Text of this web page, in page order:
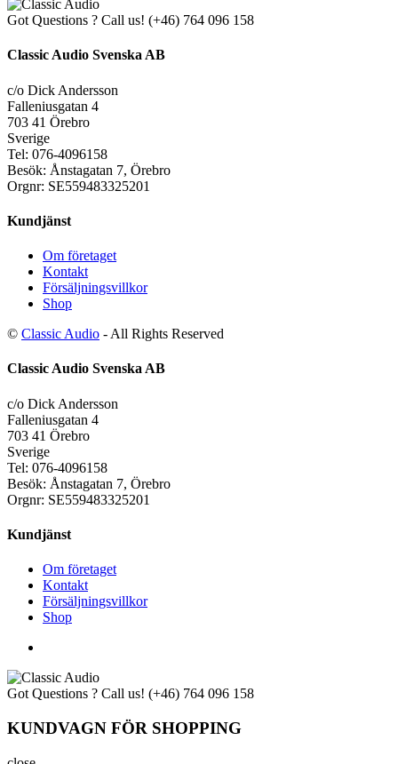
Got Questions ? Call us! (+46) 764 096 158
Classic Audio Svenska AB
c/o Dick Andersson
Falleniusgatan 4
703 41 Örebro
Sverige
Tel: 076-4096158
Besök: Ånstagatan 7, Örebro
Orgnr: SE559483325201
Kundjänst
Om företaget
Kontakt
Försäljningsvillkor
Shop
© Classic Audio - All Rights Reserved
Classic Audio Svenska AB
c/o Dick Andersson
Falleniusgatan 4
703 41 Örebro
Sverige
Tel: 076-4096158
Besök: Ånstagatan 7, Örebro
Orgnr: SE559483325201
Kundjänst
Om företaget
Kontakt
Försäljningsvillkor
Shop
Got Questions ? Call us! (+46) 764 096 158
KUNDVAGN FÖR SHOPPING